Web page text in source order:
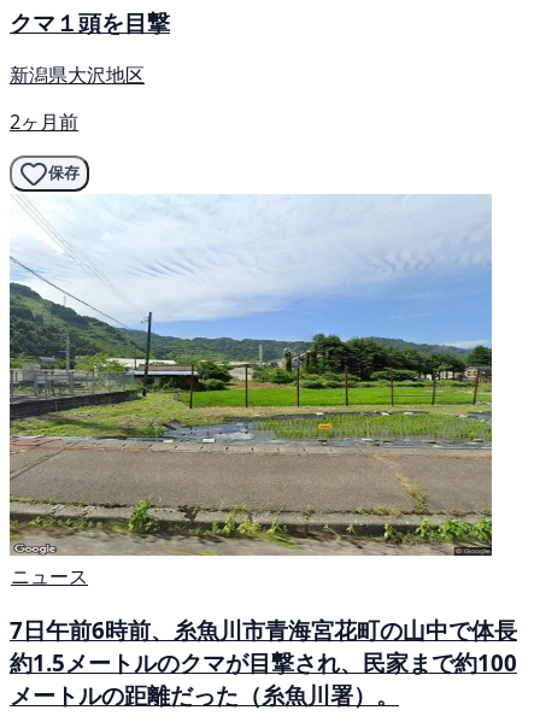
クマ１頭を目撃
新潟県大沢地区
2ヶ月前
保存
ニュース
7日午前6時前、糸魚川市青海宮花町の山中で体長
約1.5メートルのクマが目撃され、民家まで約100
メートルの距離だった（糸魚川署）。